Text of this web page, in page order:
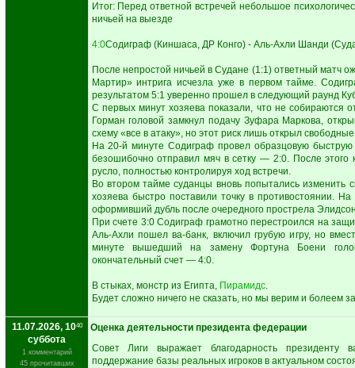
Итог: Перед ответной встречей небольшое
ничьей на выезде
4:0Содиграф (Киншаса, ДР Конго) - Аль-Ахли Шанди
После непростой ничьей в Судане (1:1) ответный матч
Мартир» интрига исчезла уже в первом тайме.
результатом 5:1 уверенно прошел в следующий раунд
С первых минут хозяева показали, что не
Горман головой замкнул подачу Зуфара Маркова,
схему «все в атаку», но этот риск лишь открыл
На 20-й минуте Содиграф провел образцовую
безошибочно отправил мяч в сетку — 2:0. После этого
русло, полностью контролируя ход встречи.
Во втором тайме суданцы вновь попытались изменить
хозяева быстро поставили точку в противостоянии.
оформивший дубль после очередного прострела
При счете 3:0 Содиграф грамотно перестроился на
Аль-Ахли пошел ва-банк, включил грубую игру, но
минуте вышедший на замену Фортуна Боени
окончательный счет — 4:0.
В стыках, монстр из Египта, Пирамидс.
Будет сложно ничего не сказать, но мы верим и болеем
11.07.2026, 1040
суббота
1 комментарий
45 прочитавших
Оценка деятельности президента федерации
Совет Лиги выражает благодарность
поддержание базы реальных игроков в актуальном